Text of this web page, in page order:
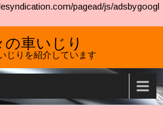
pagead/js/adsbygoogl
の車いじり
じりを紹介しています